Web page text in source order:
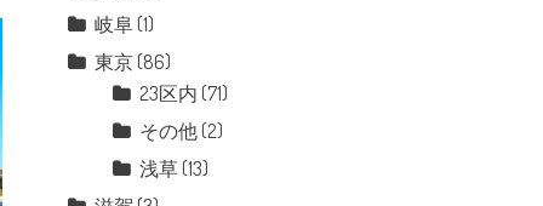
岐阜 (1)
東京 (86)
23区内 (71)
その他 (2)
浅草 (13)